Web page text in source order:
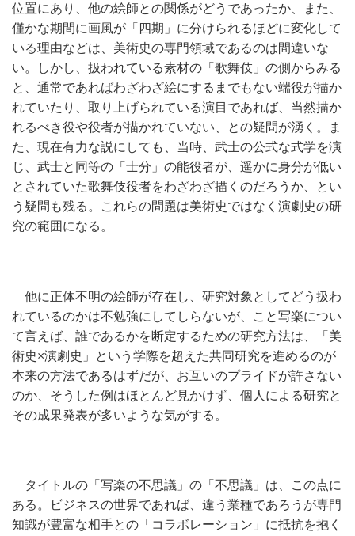
位置にあり、他の絵師との関係がどうであったか、また、
僅かな期間に画風が「四期」に分けられるほどに変化して
いる理由などは、美術史の専門領域であるのは間違いな
い。しかし、扱われている素材の「歌舞伎」の側からみる
と、通常であればわざわざ絵にするまでもない端役が描か
れていたり、取り上げられている演目であれば、当然描か
れるべき役や役者が描かれていない、との疑問が湧く。ま
た、現在有力な説にしても、当時、武士の公式な式学を演
じ、武士と同等の「士分」の能役者が、遥かに身分が低い
とされていた歌舞伎役者をわざわざ描くのだろうか、とい
う疑問も残る。これらの問題は美術史ではなく演劇史の研
究の範囲になる。
他に正体不明の絵師が存在し、研究対象としてどう扱わ
れているのかは不勉強にしてしらないが、こと写楽につい
て言えば、誰であるかを断定するための研究方法は、「美
術史×演劇史」という学際を超えた共同研究を進めるのが
本来の方法であるはずだが、お互いのプライドが許さない
のか、そうした例はほとんど見かけず、個人による研究と
その成果発表が多いような気がする。
タイトルの「写楽の不思議」の「不思議」は、この点に
ある。ビジネスの世界であれば、違う業種であろうが専門
知識が豊富な相手との「コラボレーション」に抵抗を抱く